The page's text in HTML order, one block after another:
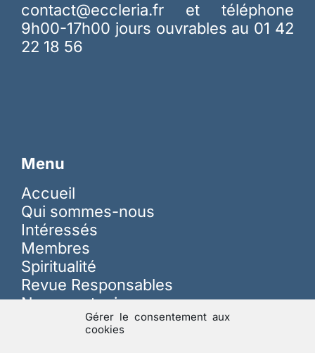
Gérer le consentement aux
cookies
contact@eccleria.fr et téléphone
9h00-17h00 jours ouvrables au 01 42
22 18 56
Menu
Accueil
Qui sommes-nous
Intéressés
Membres
Spiritualité
Revue Responsables
Nous soutenir